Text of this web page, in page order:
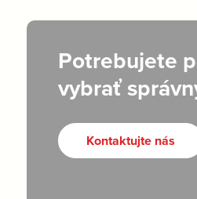
Potrebujete
vybrať
Kontaktujte nás